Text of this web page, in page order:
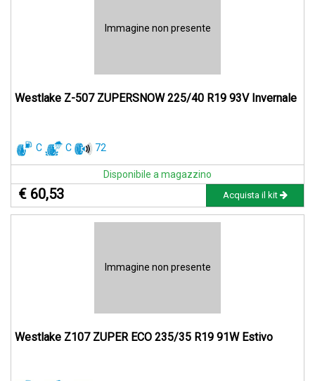
Immagine non presente
Westlake Z-507 ZUPERSNOW 225/40 R19 93V Invernale
C C 72
Disponibile a magazzino
€ 60,53 Acquista il kit
Immagine non presente
Westlake Z107 ZUPER ECO 235/35 R19 91W Estivo